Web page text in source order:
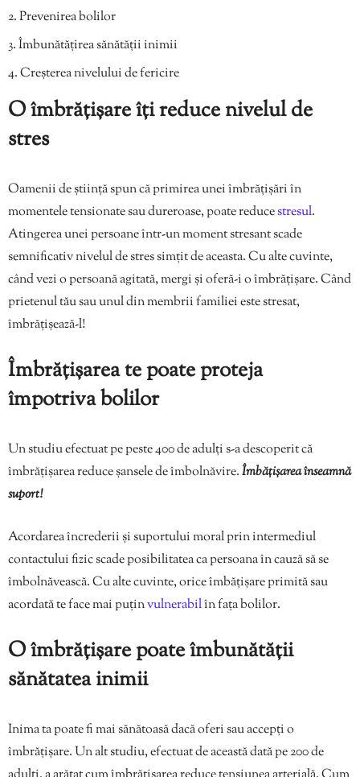
Prevenirea bolilor
Îmbunătățirea sănătății inimii
Creșterea nivelului de fericire
O îmbrățișare îți reduce nivelul de
stres
Oamenii de știință spun că primirea unei îmbrățișări în
momentele tensionate sau dureroase, poate reducestresul.
Atingerea unei persoane într-un moment stresant scade
semnificativ nivelul de stres simțit de aceasta. Cu alte cuvinte,
când vezi o persoană agitată, mergi și oferă-i o îmbrățișare. Când
prietenul tău sau unul din membrii familiei este stresat,
îmbrățișează-l!
Îmbrățișarea te poate proteja
împotriva bolilor
Un studiu efectuat pe peste 400 de adulți s-a descoperit că
îmbrățișarea reduce șansele de îmbolnăvire.Îmbățișarea înseamnă
suport!
Acordarea încrederii și suportului moral prin intermediul
contactului fizic scade posibilitatea ca persoana în cauză să se
îmbolnăvească. Cu alte cuvinte, orice îmbățișare primită sau
acordată te face mai puținvulnerabilîn fața bolilor.
O îmbrățișare poate îmbunătății
sănătatea inimii
Inima ta poate fi mai sănătoasă dacă oferi sau accepți o
îmbrățișare. Un alt studiu, efectuat de această dată pe 200 de